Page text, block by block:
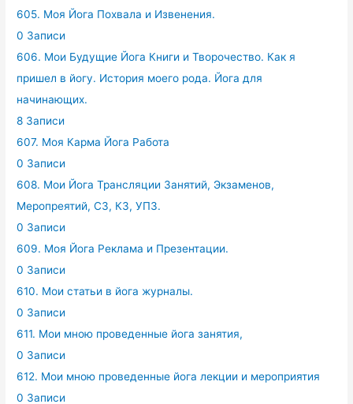
605. Моя Йога Похвала и Извенения.
0 Записи
606. Мои Будущие Йога Книги и Творочество. Как я
пришел в йогу. История моего рода. Йога для
начинающих.
8 Записи
607. Моя Карма Йога Работа
0 Записи
608. Мои Йога Трансляции Занятий, Экзаменов,
Меропреятий, СЗ, КЗ, УПЗ.
0 Записи
609. Моя Йога Реклама и Презентации.
0 Записи
610. Мои статьи в йога журналы.
0 Записи
611. Мои мною проведенные йога занятия,
0 Записи
612. Мои мною проведенные йога лекции и мероприятия
0 Записи